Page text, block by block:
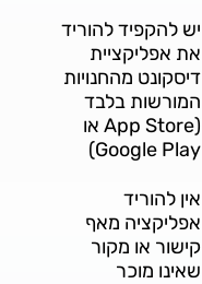
יש להקפיד להוריד
את אפליקציית
דיסקונט מהחנויות
המורשות בלבד
(App Store או
Google Play)
אין להוריד
אפליקציה מאף
קישור או מקור
שאינו מוכר